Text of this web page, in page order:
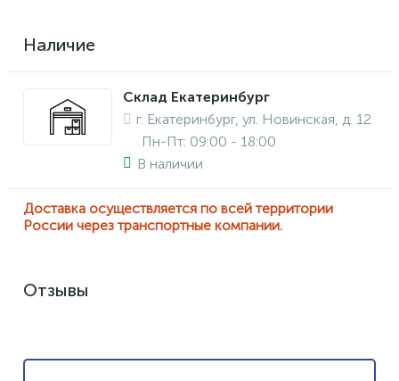
Наличие
Склад Екатеринбург
г. Екатеринбург, ул. Новинская, д. 12
Пн-Пт: 09:00 - 18:00
В наличии
Доставка осуществляется по всей территории
России через транспортные компании.
Отзывы